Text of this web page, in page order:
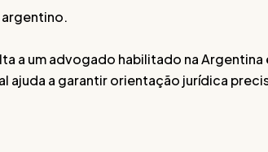
argentino.
a um advogado habilitado na Argentina
ajuda a garantir orientação jurídica